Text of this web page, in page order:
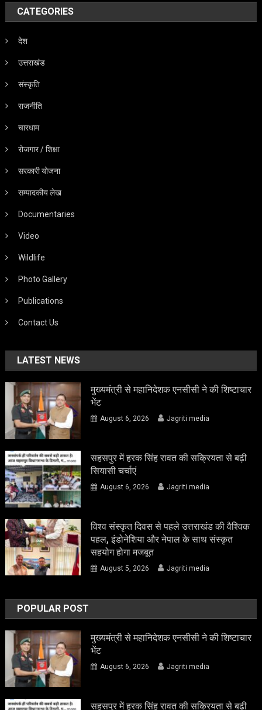
CATEGORIES
देश
उत्तराखंड
संस्कृति
राजनीति
चारधाम
रोजगार / शिक्षा
सरकारी योजना
सम्पादकीय लेख
Documentaries
Video
Wildlife
Photo Gallery
Publications
Contact Us
LATEST NEWS
मुख्यमंत्री से महानिदेशक एनसीसी ने की शिष्टाचार
भेंट
August 6, 2026 Jagriti media
सहसपुर में हरक सिंह रावत की सक्रियता से बढ़ी
सियासी चर्चाएं
August 6, 2026 Jagriti media
विश्व संस्कृत दिवस से पहले उत्तराखंड की वैश्विक
पहल, इंडोनेशिया और नेपाल के साथ संस्कृत
सहयोग होगा मजबूत
August 5, 2026 Jagriti media
POPULAR POST
मुख्यमंत्री से महानिदेशक एनसीसी ने की शिष्टाचार
भेंट
August 6, 2026 Jagriti media
सहसपुर में हरक सिंह रावत की सक्रियता से बढ़ी